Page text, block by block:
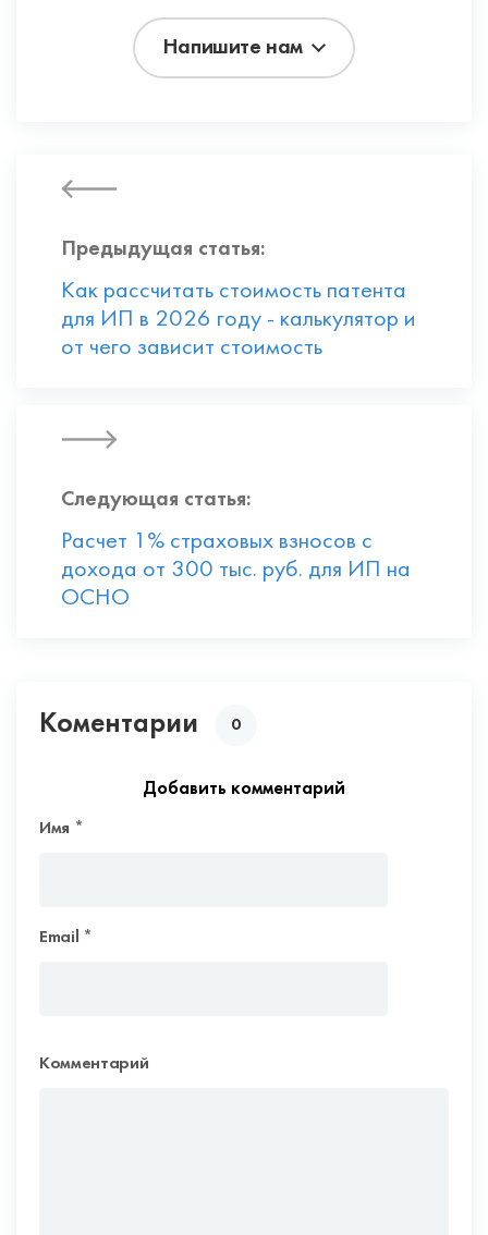
Напишите нам
Предыдущая статья:
Как рассчитать стоимость патента
для ИП в 2026 году - калькулятор и
от чего зависит стоимость
Следующая статья:
Расчет 1% страховых взносов с
дохода от 300 тыс. руб. для ИП на
ОСНО
Коментарии 0
Добавить комментарий
Имя *
Email *
Комментарий